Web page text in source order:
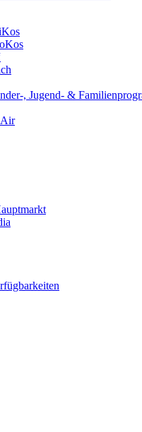
, Jugend- &
Air